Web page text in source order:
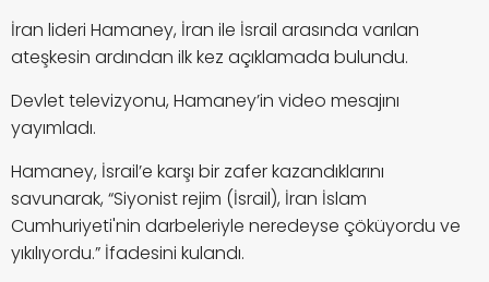
İran lideri Hamaney, İran ile İsrail arasında varılan
ateşkesin ardından ilk kez açıklamada bulundu.
Devlet televizyonu, Hamaney’in video mesajını
yayımladı.
Hamaney, İsrail’e karşı bir zafer kazandıklarını
savunarak, “Siyonist rejim (İsrail), İran İslam
Cumhuriyeti'nin darbeleriyle neredeyse çöküyordu ve
yıkılıyordu.” İfadesini kulandı.